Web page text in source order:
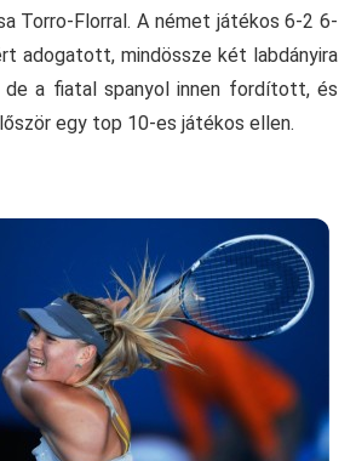
Torro-Florral. A német játékos 6-2 6-
adogatott, mindössze két labdányira
a fiatal spanyol innen fordított, és
egy top 10-es játékos ellen.